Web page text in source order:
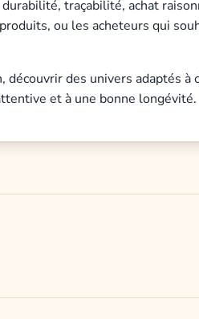
traçabilité, achat
ou les acheteurs qui
des univers adaptés à
et à une bonne longévité.